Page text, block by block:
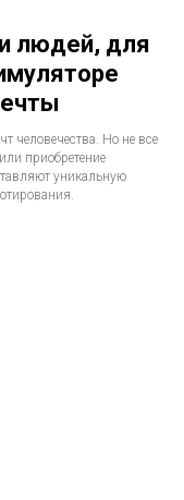
людей, для
человечества. Но не все
приобретение
уникальную